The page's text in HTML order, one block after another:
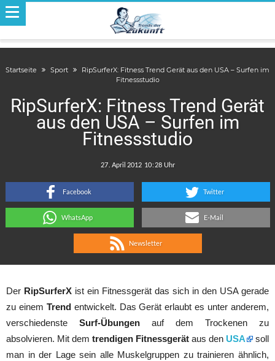
Startseite Sport
RipSurferX: Fitness Trend Gerät aus den USA – Surfen im
Fitnessstudio
RipSurferX: Fitness Trend Gerät
aus den USA – Surfen im
Fitnessstudio
:
Facebook Twitter
WhatsApp E-Mail
Newsletter
Der RipSurferX ist ein Fitnessgerät das sich in den USA gerade
zu einem Trendentwickelt. Das Gerät erlaubt es unter anderem,
verschiedenste Surf-Übungen auf dem Trockenen zu
absolvieren. Mit dem trendigen Fitnessgerät aus den USA
soll
man in der Lage sein alle Muskelgruppen zu trainieren ähnlich,